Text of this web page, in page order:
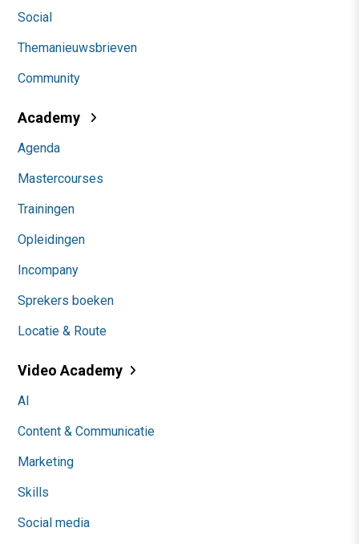
Social
Themanieuwsbrieven
Community
Academy
Agenda
Mastercourses
Trainingen
Opleidingen
Incompany
Sprekers boeken
Locatie & Route
Video Academy
AI
Content & Communicatie
Marketing
Skills
Social media